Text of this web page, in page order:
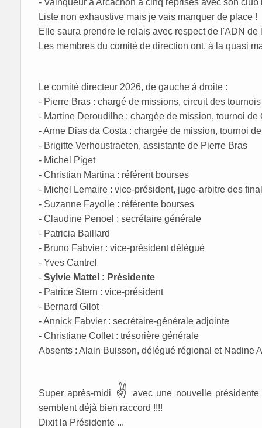
- Vainqueur à Arcachon à cinq reprises avec son
Liste non exhaustive mais je vais manquer de place !
Elle saura prendre le relais avec respect de l'ADN de
Les membres du comité de direction ont, à la quasi
Le comité directeur 2026, de gauche à droite :
- Pierre Bras : chargé de missions, circuit des
- Martine Deroudilhe : chargée de mission, tournoi de
- Anne Dias da Costa : chargée de mission, tournoi
- Brigitte Verhoustraeten, assistante de Pierre Bras
- Michel Piget
- Christian Martina : référent bourses
- Michel Lemaire : vice-président, juge-arbitre des
- Suzanne Fayolle : référente bourses
- Claudine Penoel : secrétaire générale
- Patricia Baillard
- Bruno Fabvier : vice-président délégué
- Yves Cantrel
- Sylvie Mattel : Présidente
- Patrice Stern : vice-président
- Bernard Gilot
- Annick Fabvier : secrétaire-générale adjointe
- Christiane Collet : trésorière générale
Absents : Alain Buisson, délégué régional et Nadine
Super après-midi ✌️
avec une nouvelle
semblent déjà bien raccord !!!!
Dixit la Présidente ...